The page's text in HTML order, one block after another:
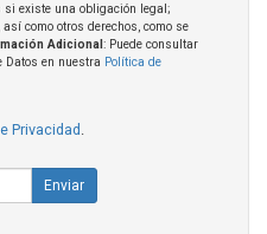
si existe una obligación legal;
como otros derechos, como se
Adicional : Puede consultar
Datos en nuestra Política de
Privacidad
Enviar